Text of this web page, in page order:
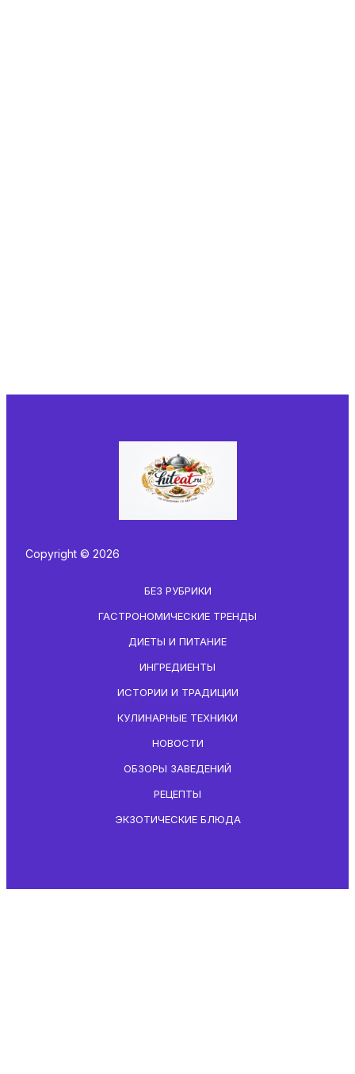
Copyright © 2026
БЕЗ РУБРИКИ
ГАСТРОНОМИЧЕСКИЕ ТРЕНДЫ
ДИЕТЫ И ПИТАНИЕ
ИНГРЕДИЕНТЫ
ИСТОРИИ И ТРАДИЦИИ
КУЛИНАРНЫЕ ТЕХНИКИ
НОВОСТИ
ОБЗОРЫ ЗАВЕДЕНИЙ
РЕЦЕПТЫ
ЭКЗОТИЧЕСКИЕ БЛЮДА